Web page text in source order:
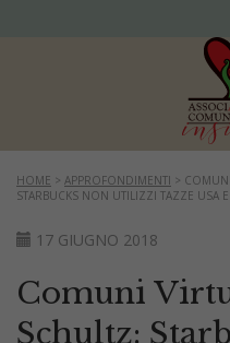
HOME > APPROFONDIMENTI >
STARBUCKS NON UTILIZZI TAZZE USA
17 GIUGNO 2018
Comuni
Schultz: